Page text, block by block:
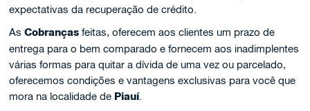
expectativas da recuperação de crédito.
AsCobranças feitas, oferecem aos clientes um prazo de
entrega para o bem comparado e fornecem aos inadimplentes
várias formas para quitar a dívida de uma vez ou parcelado,
oferecemos condições e vantagens exclusivas para você que
mora na localidade de Piauí.